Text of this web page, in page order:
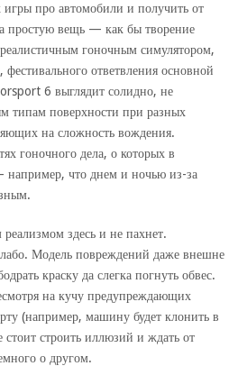
про автомобили и получить от
простую вещь — как бы творение
гоночным симулятором,
ответвления основной
6 выглядит солидно, не
типам поверхности при разных
на сложность вождения.
гоночного дела, о которых в
что днем и ночью из-за
здесь и не пахнет.
Модель повреждений даже внешне
краску да слегка погнуть обвес.
на кучу предупреждающих
(например, машину будет клонить в
строить иллюзий и ждать от
о другом.